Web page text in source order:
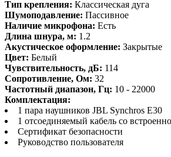
Тип крепления: Классическая дуга
Шумоподавление: Пассивное
Наличие микрофона: Есть
Длина шнура, м: 1.2
Акустическое оформление: Закрытые
Цвет: Белый
Чувствительность, дБ: 114
Сопротивление, Ом: 32
Частотный диапазон, Гц: 10 - 22000
Комплектация:
1 пара наушников JBL Synchros E30
1 отсоединяемый кабель со
Сертификат безопасности
Руководство пользователя